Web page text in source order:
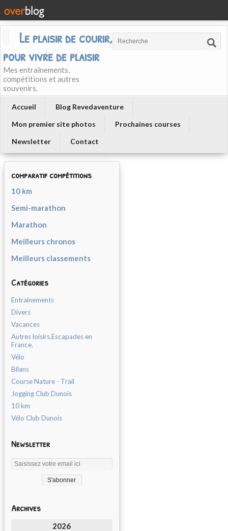
Le plaisir de courir, courir
pour vivre de plaisir
Mes entraînements,
compétitions et autres
souvenirs.
Accueil
Blog Revedaventure
Mon premier site photos
Prochaines courses
Newsletter
Contact
comparatif compétitions
10 km
Semi-marathon
Marathon
Meilleurs chronos
Meilleurs classements
Catégories
Entrainements
Divers
Vacances
Autres loisirs.Escapades en
France.
Vélo
Bilans
Course Nature - Trail
Jogging Club Dunois
10 km
Vélo Club Dunois
Newsletter
Archives
2026